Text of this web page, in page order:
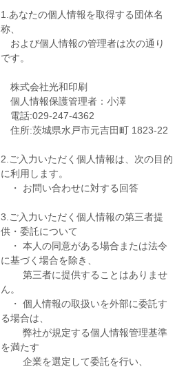
1.あなたの個人情報を取得する団体名
称、
および個人情報の管理者は次の通り
です。
株式会社光和印刷
個人情報保護管理者：小澤
電話:029-247-4362
住所:茨城県水戸市元吉田町 1823-22
2.ご入力いただく個人情報は、次の目的
に利用します。
・ お問い合わせに対する回答
3.ご入力いただく個人情報の第三者提
供・委託について
・ 本人の同意がある場合または法令
に基づく場合を除き、
第三者に提供することはありませ
ん。
・ 個人情報の取扱いを外部に委託す
る場合は、
弊社が規定する個人情報管理基準
を満たす
企業を選定して委託を行い、